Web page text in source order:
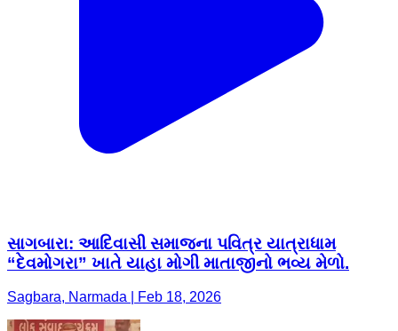
સાગબારા: આદિવાસી સમાજના પવિત્ર યાત્રાધામ
“દેવમોગરા” ખાતે યાહા મોગી માતાજીનો ભવ્ય મેળો.
Sagbara, Narmada | Feb 18, 2026